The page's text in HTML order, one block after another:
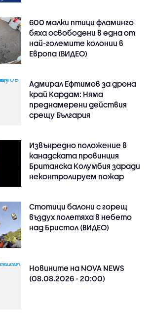
600 малки птици фламинго
бяха освободени в една от
най-големите колонии в
Европа (ВИДЕО)
Адмирал Ефтимов за дрона
край Кардам: Няма
преднамерени действия
срещу България
Извънредно положение в
канадската провинция
Британска Колумбия заради
неконтролируем пожар
Стотици балони с горещ
въздух полетяха в небето
над Бристол (ВИДЕО)
Новините на NOVA NEWS
(08.08.2026 - 20:00)